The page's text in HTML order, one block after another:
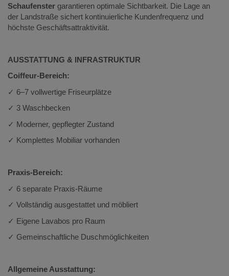
Schaufenster garantieren optimale Sichtbarkeit. Die Lage an
der Landstraße sichert kontinuierliche Kundenfrequenz und
höchste Geschäftsattraktivität.
AUSSTATTUNG & INFRASTRUKTUR
Coiffeur-Bereich:
✓ 6–7 vollwertige Friseurplätze
✓ 3 Waschbecken
✓ Moderner, gepflegter Zustand
✓ Komplettes Mobiliar vorhanden
Praxis-Bereich:
✓ 6 separate Praxis-Räume
✓ Vollständig ausgestattet und möbliert
✓ Eigene Lavabos pro Raum
✓ Gemeinschaftliche Duschmöglichkeiten
Allgemeine Ausstattung: